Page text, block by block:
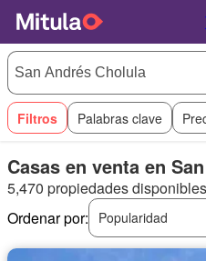
Filtros Palabras clave
Casas en venta en
5,470 propiedades disponibles
Ordenar por:
Popularidad